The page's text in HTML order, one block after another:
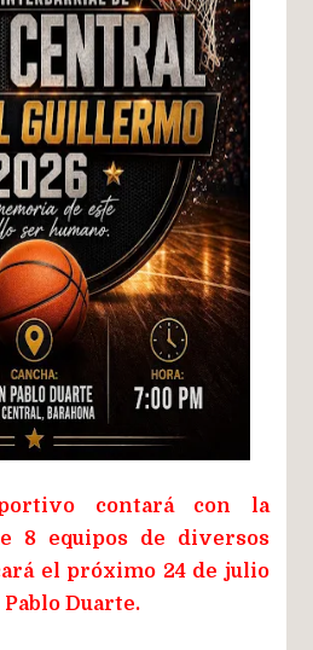
contará con la
8 equipos de diversos
el próximo 24 de julio
Duarte.